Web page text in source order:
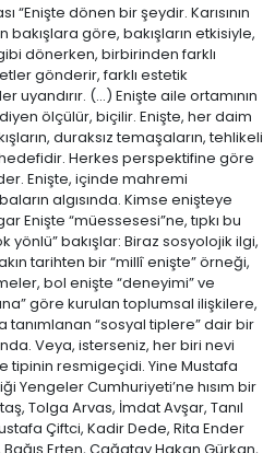
“Enişte dönen bir şeydir. Karısının
göre, bakışların etkisiyle,
dönerken, birbirinden farklı
gönderir, farklı estetik
uyandırır. (…) Enişte aile ortamının
ölçülür, biçilir. Enişte, her daim
duraksız temaşaların, tehlikeli
Herkes perspektifine göre
Enişte, içinde mahremi
algısında. Kimse enişteye
Enişte “müessesesi”ne, tıpkı bu
yönlü” bakışlar: Biraz sosyolojik ilgi,
tarihten bir “millî enişte” örneği,
bol enişte “deneyimi” ve
göre kurulan toplumsal ilişkilere,
tanımlanan “sosyal tiplere” dair bir
Veya, isterseniz, her biri nevi
tipinin resmigeçidi. Yine Mustafa
Yengeler Cumhuriyeti’ne hısım bir
Tolga Arvas, İmdat Avşar, Tanıl
Çiftci, Kadir Dede, Rita Ender